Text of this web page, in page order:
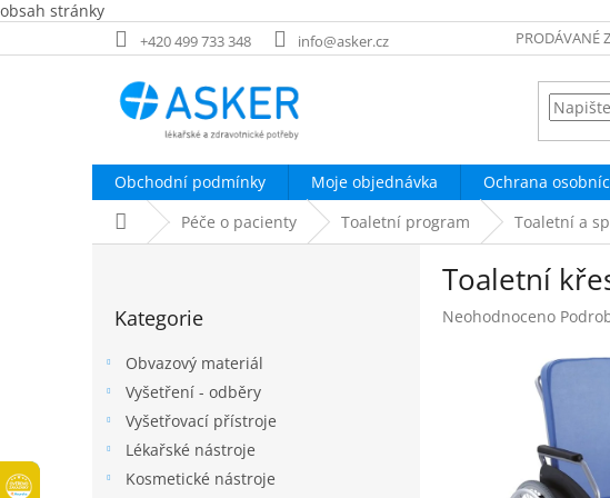
obsah stránky
na
+420 499 733 348 info@asker.cz PRODÁVANÉ
Obchodní podmínky Moje objednávka Ochrana
Domů Péče o pacienty Toaletní program Toaletní a
kategorie
Kategorie
Obvazový materiál
Vyšetření - odběry
Vyšetřovací přístroje
Lékařské nástroje
Kosmetické nástroje
Toaletní
Průměrné
Neohodnoceno